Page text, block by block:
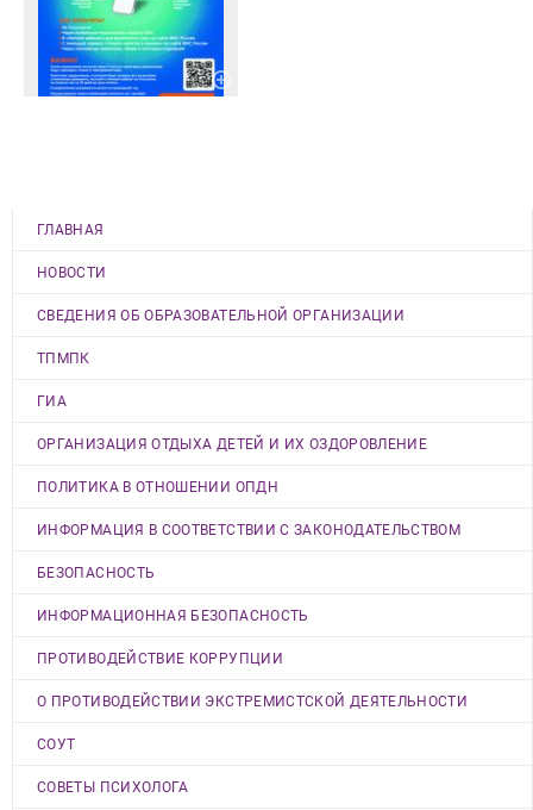
ГЛАВНАЯ
НОВОСТИ
СВЕДЕНИЯ ОБ ОБРАЗОВАТЕЛЬНОЙ ОРГАНИЗАЦИИ
ТПМПК
ГИА
ОРГАНИЗАЦИЯ ОТДЫХА ДЕТЕЙ И ИХ ОЗДОРОВЛЕНИЕ
ПОЛИТИКА В ОТНОШЕНИИ ОПДН
ИНФОРМАЦИЯ В СООТВЕТСТВИИ С ЗАКОНОДАТЕЛЬСТВОМ
БЕЗОПАСНОСТЬ
ИНФОРМАЦИОННАЯ БЕЗОПАСНОСТЬ
ПРОТИВОДЕЙСТВИЕ КОРРУПЦИИ
О ПРОТИВОДЕЙСТВИИ ЭКСТРЕМИСТСКОЙ ДЕЯТЕЛЬНОСТИ
СОУТ
СОВЕТЫ ПСИХОЛОГА